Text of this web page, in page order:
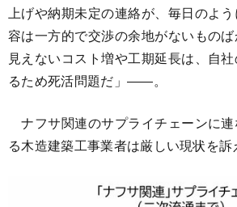
上げや納期未定の連絡が、毎日のよ
容は一方的で交渉の余地がないもの
見えないコスト増や工期延長は、自
るため死活問題だ」――。
ナフサ関連のサプライチェーンに
る木造建築工事業者は厳しい現状を訴